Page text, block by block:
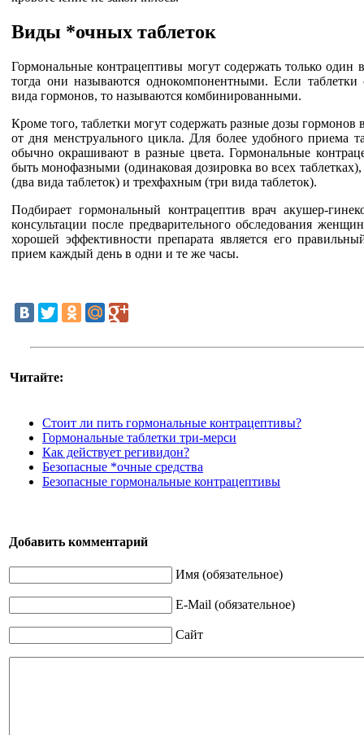
Виды *очных таблеток
Гормональные контрацептивы могут содержать только один
тогда они называются однокомпонентными. Если таблетки
вида гормонов, то называются комбинированными.
Кроме того, таблетки могут содержать разные дозы гормонов
от дня менструального цикла. Для более удобного приема
обычно окрашивают в разные цвета. Гормональные
быть монофазными (одинаковая дозировка во всех
(два вида таблеток) и трехфахным (три вида таблеток).
Подбирает гормональный контрацептив врач акушер-
консультации после предварительного обследования
хорошей эффективности препарата является его
прием каждый день в одни и те же часы.
Читайте:
Стоит ли пить гормональные контрацептивы?
Гормональные таблетки три-мерси
Как действует регивидон?
Безопасные *очные средства
Безопасные гормональные контрацептивы
Добавить комментарий
Имя (обязательное)
E-Mail (обязательное)
Сайт